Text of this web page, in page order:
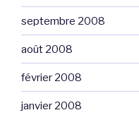
septembre 2008
août 2008
février 2008
janvier 2008